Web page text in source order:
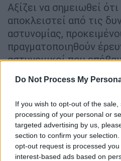
Do Not Process My
If you wish to opt-out of the
processing of your personal or
targeted advertising by us,
section to confirm your
opt-out request is processed
interest-based ads based on
Αξίζει να σημειωθεί
αποκλειστεί από τις
αστυνομίας,
πραγματοποιηθούν
αστυνομικοί που
εντόπισαν δύο άνδρες
Άνω Γλυφάδακαι τους
Επιπλέον, από την
ένα μπουφάν σε αυλή
στον δρόμο, με τη
Οργανωμένου
την υπόθεση.